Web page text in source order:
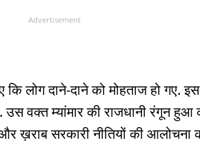
Advertisement
कि लोग दाने-दाने को मोहताज हो गए.
वक्त म्यांमार की राजधानी रंगून
ख़राब सरकारी नीतियों की आलोचना